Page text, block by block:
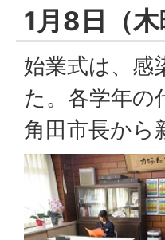
1月8日（
始業式は、感
た。各学年の
角田市長から